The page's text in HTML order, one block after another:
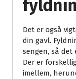
Det er også
din gavl.
sengen, så det
Der er
imellem,